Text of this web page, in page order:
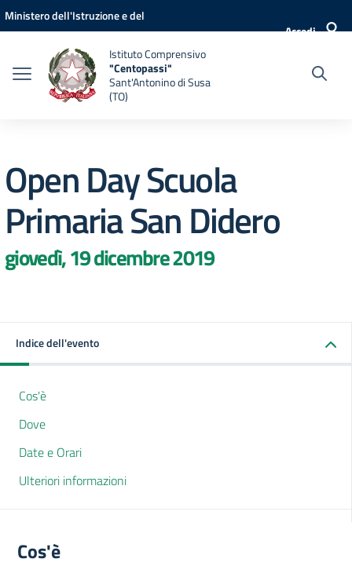
Vai ai contenuti
Vai al menu di navigazione
Vai al footer
Ministero dell'Istruzione e del
Accedi
Istituto Comprensivo
"Centopassi"
Sant'Antonino di Susa
(TO)
Open Day Scuola
Primaria San Didero
giovedì, 19 dicembre 2019
Indice dell'evento
Cos'è
Dove
Date e Orari
Ulteriori informazioni
Cos'è